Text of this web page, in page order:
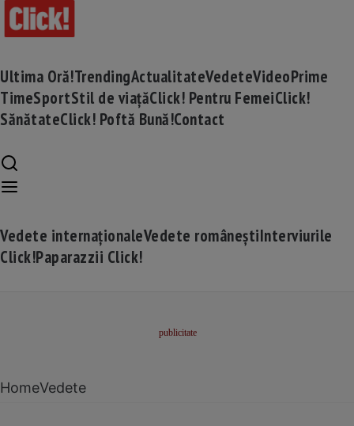
Ultima Oră!TrendingActualitateVedeteVideoPrime
TimeSportStil de viațăClick! Pentru FemeiClick!
SănătateClick! Poftă Bună!Contact
Vedete internaționaleVedete româneștiInterviurile
Click!Paparazzii Click!
HomeVedete